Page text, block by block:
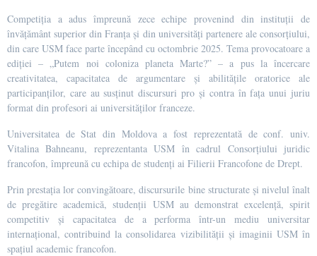
Competiția a adus împreună zece echipe provenind din instituții de
învățământ superior din Franța și din universități partenere ale consorțiului,
din care USM face parte începând cu octombrie 2025. Tema provocatoare a
ediției – „Putem noi coloniza planeta Marte?” – a pus la încercare
creativitatea, capacitatea de argumentare și abilitățile oratorice ale
participanților, care au susținut discursuri pro și contra în fața unui juriu
format din profesori ai universităților franceze.
Universitatea de Stat din Moldova a fost reprezentată de conf. univ.
Vitalina Bahneanu, reprezentanta USM în cadrul Consorțiului juridic
francofon, împreună cu echipa de studenți ai Filierii Francofone de Drept.
Prin prestația lor convingătoare, discursurile bine structurate și nivelul înalt
de pregătire academică, studenții USM au demonstrat excelență, spirit
competitiv și capacitatea de a performa într-un mediu universitar
internațional, contribuind la consolidarea vizibilității și imaginii USM în
spațiul academic francofon.